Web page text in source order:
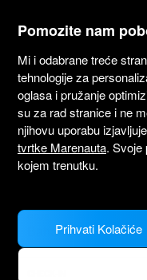
Najam
Odaberi datum
najam.
Pomozite nam
Mi i odabrane treće
tehnologije za
oglasa i pružanje
su za rad stranice i ne
njihovu uporabu
tvrtke Marenauta. Svoje
kojem trenutku.
Prihvati Kolačiće